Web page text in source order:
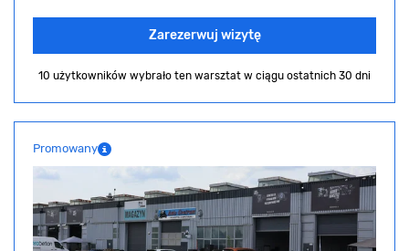
Zarezerwuj wizytę
10 użytkowników wybrało ten warsztat w ciągu ostatnich 30 dni
Promowany